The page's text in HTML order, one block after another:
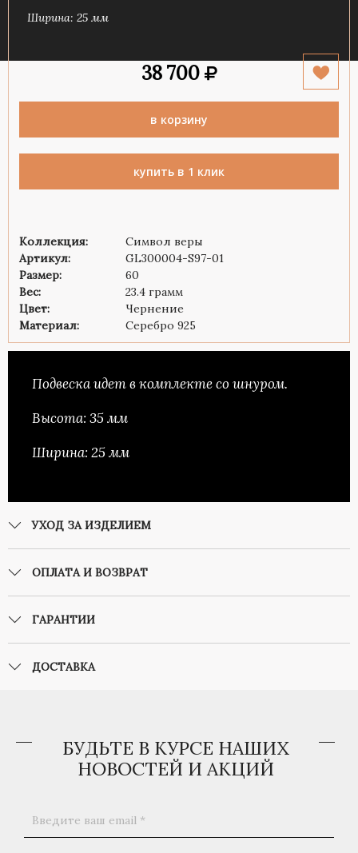
Ширина: 25 мм
38 700
в корзину
купить в 1 клик
Коллекция:
Символ веры
Артикул:
GL300004-S97-01
Размер:
60
Вес:
23.4 грамм
Цвет:
Чернение
Материал:
Серебро 925
Подвеска идет в комплекте со шнуром.
Высота: 35 мм
Ширина: 25 мм
УХОД ЗА ИЗДЕЛИЕМ
ОПЛАТА И ВОЗВРАТ
ГАРАНТИИ
ДОСТАВКА
БУДЬТЕ В КУРСЕ НАШИХ
НОВОСТЕЙ И АКЦИЙ